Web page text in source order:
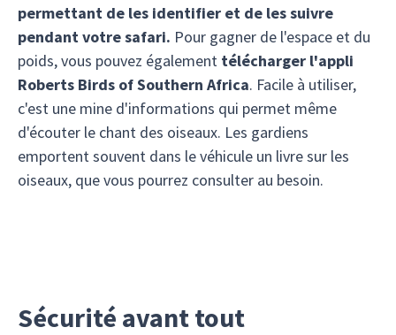
permettant de les identifier et de les suivre
pendant votre safari. Pour gagner de l'espace et du
poids, vous pouvez également télécharger l'appli
Roberts Birds of Southern Africa. Facile à utiliser,
c'est une mine d'informations qui permet même
d'écouter le chant des oiseaux. Les gardiens
emportent souvent dans le véhicule un livre sur les
oiseaux, que vous pourrez consulter au besoin.
Sécurité avant tout